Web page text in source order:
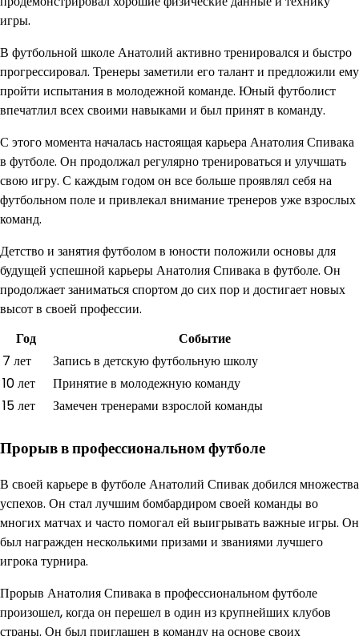
игры.
В футбольной школе Анатолий активно тренировался и быстро
прогрессировал. Тренеры заметили его талант и предложили ему
пройти испытания в молодежной команде. Юный футболист
впечатлил всех своими навыками и был принят в команду.
С этого момента началась настоящая карьера Анатолия Спивака
в футболе. Он продолжал регулярно тренироваться и улучшать
свою игру. С каждым годом он все больше проявлял себя на
футбольном поле и привлекал внимание тренеров уже взрослых
команд.
Детство и занятия футболом в юности положили основы для
будущей успешной карьеры Анатолия Спивака в футболе. Он
продолжает заниматься спортом до сих пор и достигает новых
высот в своей профессии.
Год
Событие
7 лет
Запись в детскую футбольную школу
10 лет
Принятие в молодежную команду
15 лет
Замечен тренерами взрослой команды
Прорыв в профессиональном футболе
В своей карьере в футболе Анатолий Спивак добился множества
успехов. Он стал лучшим бомбардиром своей команды во
многих матчах и часто помогал ей выигрывать важные игры. Он
был награжден несколькими призами и званиями лучшего
игрока турнира.
Прорыв Анатолия Спивака в профессиональном футболе
произошел, когда он перешел в один из крупнейших клубов
страны. Он был приглашен в команду на основе своих